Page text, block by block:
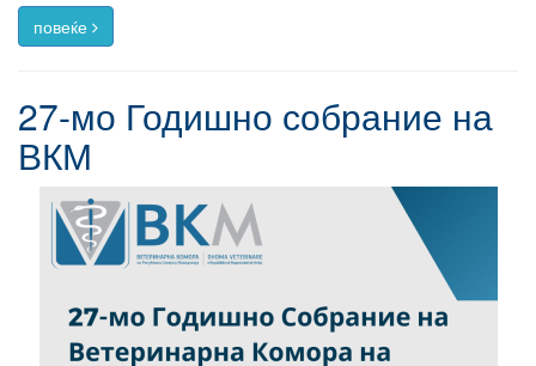
повеќе
27-мо Годишно собрание на
ВКМ